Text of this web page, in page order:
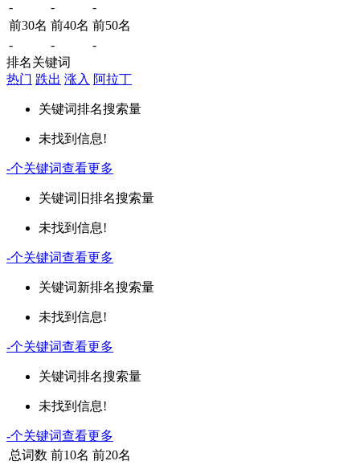
- -
-
前30名 前40名 前50名
-
-
-
排名关键词
热门 跌出 涨入 阿拉丁
关键词排名搜索量
未找到信息!
-个关键词查看更多
关键词 旧排名搜索量
未找到信息!
-个关键词查看更多
关键词新排名搜索量
未找到信息!
-个关键词查看更多
关键词排名搜索量
未找到信息!
-个关键词查看更多
总词数 前10名 前20名